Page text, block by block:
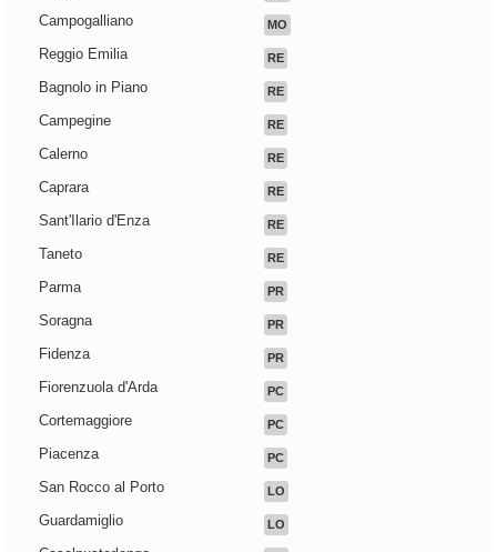
Campogalliano MO
Reggio Emilia RE
Bagnolo in Piano RE
Campegine RE
Calerno RE
Caprara RE
Sant'Ilario d'Enza RE
Taneto RE
Parma PR
Soragna PR
Fidenza PR
Fiorenzuola d'Arda PC
Cortemaggiore PC
Piacenza PC
San Rocco al Porto LO
Guardamiglio LO